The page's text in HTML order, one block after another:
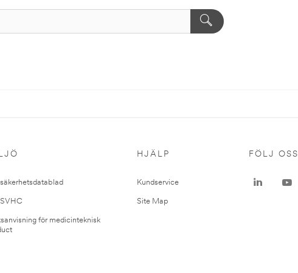
för medicinteknisk
HJÄLP
Kundservice
Site Map
FÖLJ OSS